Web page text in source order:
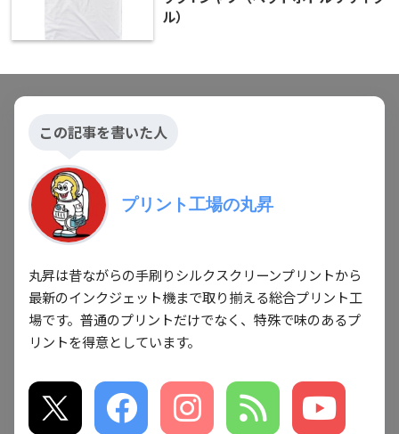
ル）
この記事を書いた人
プリント工場の丸昇
丸昇は昔ながらの手刷りシルクスクリーンプリントから
最新のインクジェット機まで取り揃える総合プリント工
場です。普通のプリントだけでなく、特殊で味のあるプ
リントを得意としています。